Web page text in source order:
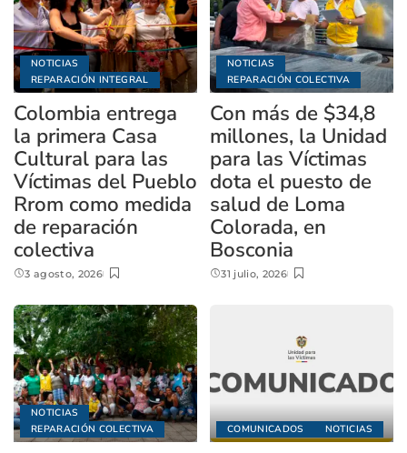
NOTICIAS
REPARACIÓN INTEGRAL
Colombia entrega
la primera Casa
Cultural para las
Víctimas del Pueblo
Rrom como medida
de reparación
colectiva
3 agosto, 2026
NOTICIAS
REPARACIÓN COLECTIVA
Con más de $34,8
millones, la Unidad
para las Víctimas
dota el puesto de
salud de Loma
Colorada, en
Bosconia
31 julio, 2026
NOTICIAS
REPARACIÓN COLECTIVA
COMUNICADOS NOTICIAS